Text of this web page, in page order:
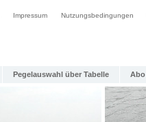
Impressum Nutzungsbedingungen
Pegelauswahl über Tabelle Abo